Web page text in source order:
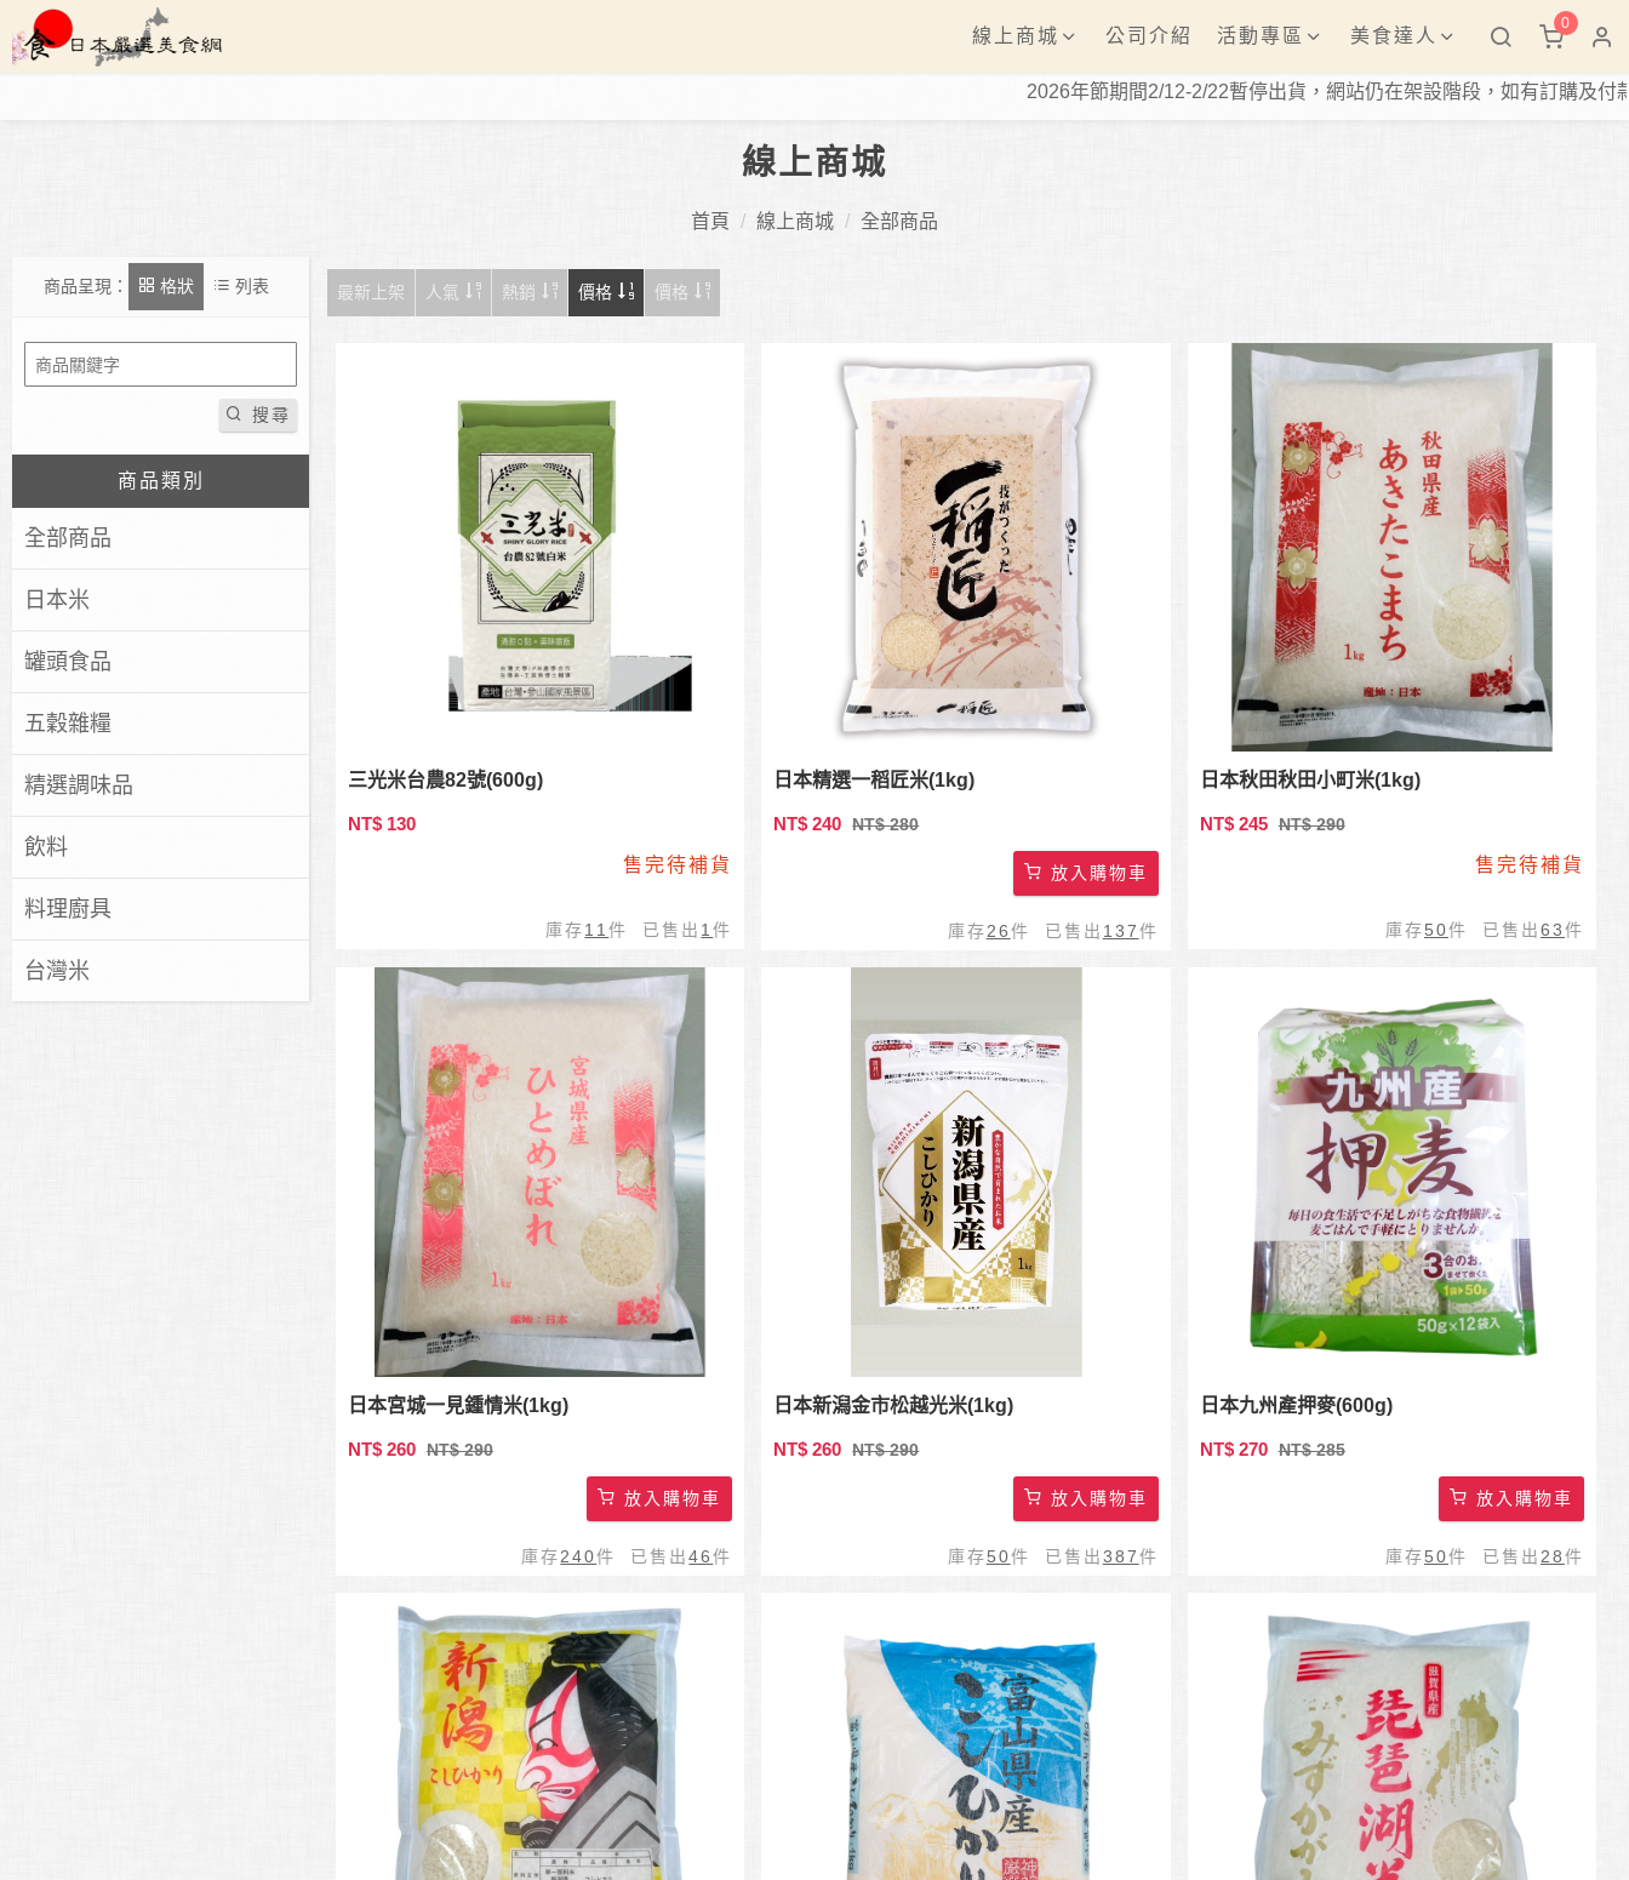
線上商城 公司介紹 活動專區 美食達人
0
2026年節期間2/12-2/22暫停出貨，網站仍在架設階段，如有訂購及付款疑問歡
線上商城
首頁 線上商城 全部商品
商品呈現： 格狀 列表
搜尋
商品類別
全部商品
日本米
罐頭食品
五穀雜糧
精選調味品
飲料
料理廚具
台灣米
最新上架 人氣 熱銷 價格 價格
三光米台農82號(600g)
NT$ 130
售完待補貨
庫存11件 已售出 1件
日本精選一稻匠米(1kg)
NT$ 240 NT$ 280
放入購物車
庫存26件 已售出 137件
日本秋田秋田小町米(1kg)
NT$ 245 NT$ 290
售完待補貨
庫存50件 已售出63件
日本宮城一見鍾情米(1kg)
NT$ 260 NT$ 290
放入購物車
庫存240件 已售出46件
日本新潟金市松越光米(1kg)
NT$ 260 NT$ 290
放入購物車
庫存50件 已售出387件
日本九州產押麥(600g)
NT$ 270 NT$ 285
放入購物車
庫存50件 已售出 28件